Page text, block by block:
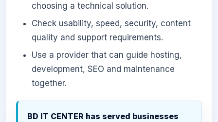
choosing a technical solution.
Check usability, speed, security, content
quality and support requirements.
Use a provider that can guide hosting,
development, SEO and maintenance
together.
BD IT CENTER has served businesses